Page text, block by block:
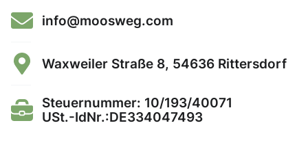
info@moosweg.com
Waxweiler Straße 8, 54636 Rittersdorf
Steuernummer: 10/193/40071
USt.-IdNr.:DE334047493